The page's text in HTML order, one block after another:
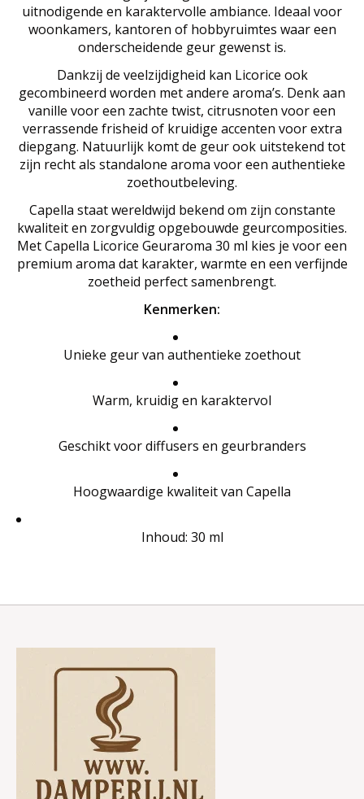
uitnodigende en karaktervolle ambiance. Ideaal voor
woonkamers, kantoren of hobbyruimtes waar een
onderscheidende geur gewenst is.
Dankzij de veelzijdigheid kan Licorice ook
gecombineerd worden met andere aroma’s. Denk aan
vanille voor een zachte twist, citrusnoten voor een
verrassende frisheid of kruidige accenten voor extra
diepgang. Natuurlijk komt de geur ook uitstekend tot
zijn recht als standalone aroma voor een authentieke
zoethoutbeleving.
Capella staat wereldwijd bekend om zijn constante
kwaliteit en zorgvuldig opgebouwde geurcomposities.
Met Capella Licorice Geuraroma 30 ml kies je voor een
premium aroma dat karakter, warmte en een verfijnde
zoetheid perfect samenbrengt.
Kenmerken:
Unieke geur van authentieke zoethout
Warm, kruidig en karaktervol
Geschikt voor diffusers en geurbranders
Hoogwaardige kwaliteit van Capella
Inhoud: 30 ml